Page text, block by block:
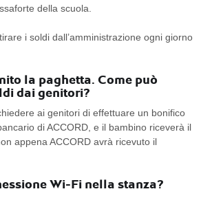
della scuola.
i soldi dall’amministrazione ogni giorno
la paghetta. Come può
dai genitori?
ai genitori di effettuare un bonifico
di ACCORD, e il bambino riceverà il
appena ACCORD avrà ricevuto il
Wi-Fi nella stanza?